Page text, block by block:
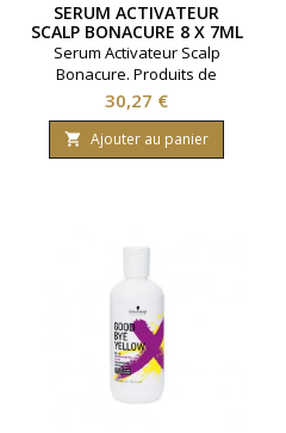
SERUM ACTIVATEUR
SCALP BONACURE 8 X 7ML
Serum Activateur Scalp
Bonacure. Produits de
coiffure Schwarzkopf.
Contenance: 8 x 7ml
Prix
30,27 €
 Ajouter au panier